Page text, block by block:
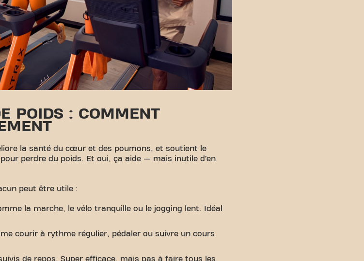
POIDS : COMMENT
la santé du cœur et des poumons, et soutient le
perdre du poids. Et oui, ça aide — mais inutile d’en
peut être utile :
la marche, le vélo tranquille ou le jogging lent. Idéal
courir à rythme régulier, pédaler ou suivre un cours
de repos. Super efficace, mais pas à faire tous les